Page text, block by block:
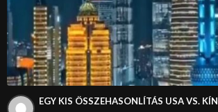
EGY KIS ÖSSZEHASONLÍTÁS USA VS. KÍN